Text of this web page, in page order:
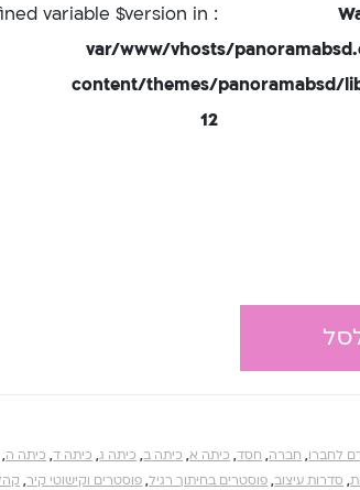
: Undefined variable $version in
/var/www/vhosts/
content/themes/panoramabsd/
12
לחברו, חברה, חסד, כיתה א, כיתה ב, כיתה ג, כיתה ד, כיתה ה,
, סדרות עיצוב, פוסטרים בחיתוך רגיל, פוסטרים וקישוטי קיר,